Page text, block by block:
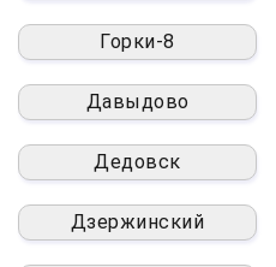
Горки-8
Давыдово
Дедовск
Дзержинский